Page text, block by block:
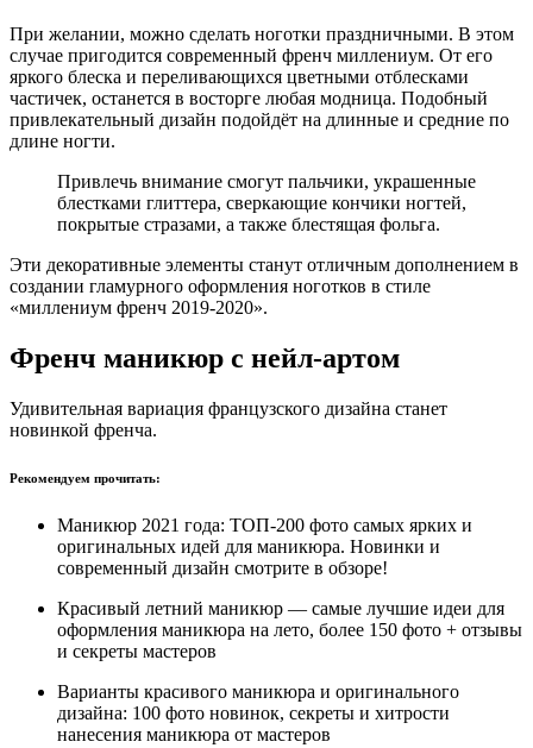
При желании, можно сделать ноготки праздничными. В этом
случае пригодится современный френч миллениум. От его
яркого блеска и переливающихся цветными отблесками
частичек, останется в восторге любая модница. Подобный
привлекательный дизайн подойдёт на длинные и средние по
длине ногти.
Привлечь внимание смогут пальчики, украшенные
блестками глиттера, сверкающие кончики ногтей,
покрытые стразами, а также блестящая фольга.
Эти декоративные элементы станут отличным дополнением в
создании гламурного оформления ноготков в стиле
«миллениум френч 2019-2020».
Френч маникюр с нейл-артом
Удивительная вариация французского дизайна станет
новинкой френча.
Рекомендуем прочитать:
Маникюр 2021 года: ТОП-200 фото самых ярких и
оригинальных идей для маникюра. Новинки и
современный дизайн смотрите в обзоре!
Красивый летний маникюр — самые лучшие идеи для
оформления маникюра на лето, более 150 фото + отзывы
и секреты мастеров
Варианты красивого маникюра и оригинального
дизайна: 100 фото новинок, секреты и хитрости
нанесения маникюра от мастеров